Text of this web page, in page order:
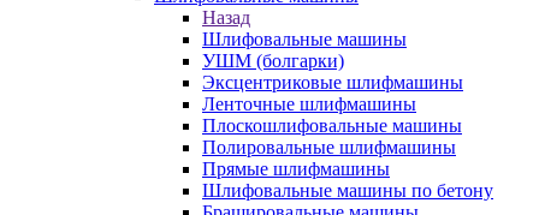
Назад
Шлифовальные машины
УШМ (болгарки)
Эксцентриковые шлифмашины
Ленточные шлифмашины
Плоскошлифовальные машины
Полировальные шлифмашины
Прямые шлифмашины
Шлифовальные машины по бетону